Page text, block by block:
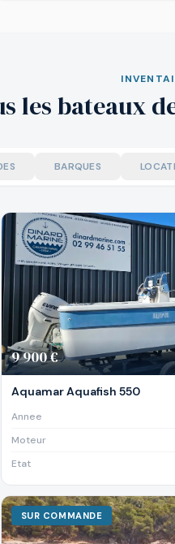
les bateaux
BARQUES
9 900 €
Aquamar Aquafish 550
Annee
Moteur
Etat
SUR COMMANDE